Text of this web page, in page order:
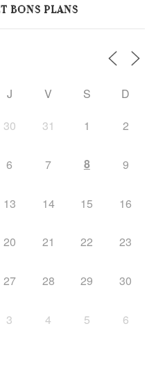
BONS PLANS
J V S
D
30 31 1 2
6 7 8 9
13 14 15 16
20 21 22 23
27 28 29 30
3 4 5 6